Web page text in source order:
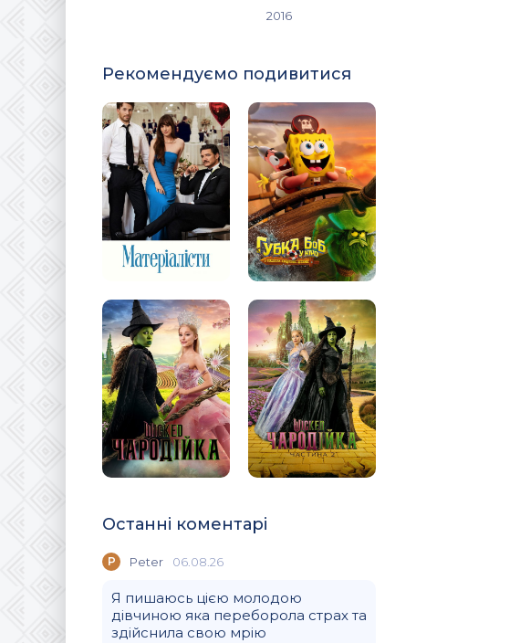
2016
Рекомендуємо подивитися
Останні коментарі
P Peter 06.08.26
Я пишаюсь цією молодою
дівчиною яка переборола страх та
здійснила свою мрію